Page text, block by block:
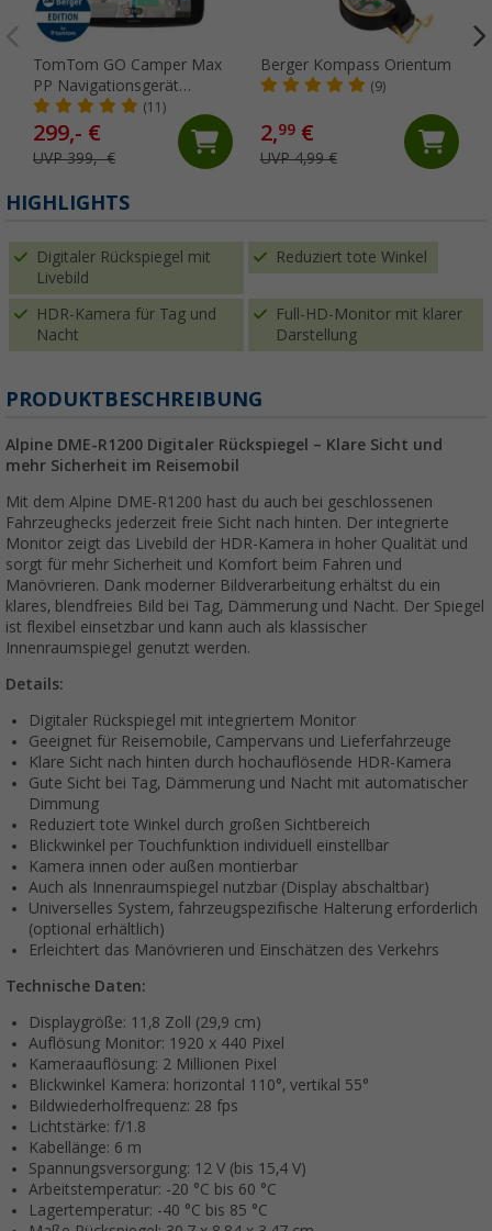
TomTom GO Camper Max
PP Navigationsgerät
Berger-Edition 7 Zoll
(11)
299,- €
UVP 399,- €
Berger Kompass Orientum
(9)
2,99€
UVP 4,99 €
HIGHLIGHTS
Digitaler Rückspiegel mit
Livebild
Reduziert tote Winkel
HDR-Kamera für Tag und
Nacht
Full-HD-Monitor mit klarer
Darstellung
PRODUKTBESCHREIBUNG
Alpine DME-R1200 Digitaler Rückspiegel – Klare Sicht und
mehr Sicherheit im Reisemobil
Mit dem Alpine DME-R1200 hast du auch bei geschlossenen
Fahrzeughecks jederzeit freie Sicht nach hinten. Der integrierte
Monitor zeigt das Livebild der HDR-Kamera in hoher Qualität und
sorgt für mehr Sicherheit und Komfort beim Fahren und
Manövrieren. Dank moderner Bildverarbeitung erhältst du ein
klares, blendfreies Bild bei Tag, Dämmerung und Nacht. Der Spiegel
ist flexibel einsetzbar und kann auch als klassischer
Innenraumspiegel genutzt werden.
Details:
Digitaler Rückspiegel mit integriertem Monitor
Geeignet für Reisemobile, Campervans und Lieferfahrzeuge
Klare Sicht nach hinten durch hochauflösende HDR-Kamera
Gute Sicht bei Tag, Dämmerung und Nacht mit automatischer
Dimmung
Reduziert tote Winkel durch großen Sichtbereich
Blickwinkel per Touchfunktion individuell einstellbar
Kamera innen oder außen montierbar
Auch als Innenraumspiegel nutzbar (Display abschaltbar)
Universelles System, fahrzeugspezifische Halterung erforderlich
(optional erhältlich)
Erleichtert das Manövrieren und Einschätzen des Verkehrs
Technische Daten:
Displaygröße: 11,8 Zoll (29,9 cm)
Auflösung Monitor: 1920 x 440 Pixel
Kameraauflösung: 2 Millionen Pixel
Blickwinkel Kamera: horizontal 110°, vertikal 55°
Bildwiederholfrequenz: 28 fps
Lichtstärke: f/1.8
Kabellänge: 6 m
Spannungsversorgung: 12 V (bis 15,4 V)
Arbeitstemperatur: -20 °C bis 60 °C
Lagertemperatur: -40 °C bis 85 °C